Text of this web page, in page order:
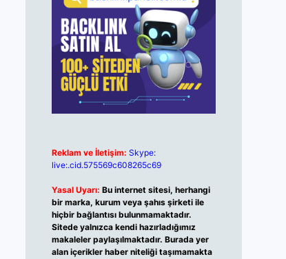
Reklam ve İletişim: Skype:
live:.cid.575569c608265c69
Yasal Uyarı: Bu internet sitesi, herhangi
bir marka, kurum veya şahıs şirketi ile
hiçbir bağlantısı bulunmamaktadır.
Sitede yalnızca kendi hazırladığımız
makaleler paylaşılmaktadır. Burada yer
alan içerikler haber niteliği taşımamakta